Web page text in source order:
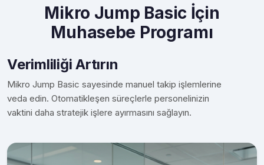
Mikro Jump Basic İçin
Muhasebe Programı
Verimliliği Artırın
Mikro Jump Basic sayesinde manuel takip işlemlerine
veda edin. Otomatikleşen süreçlerle personelinizin
vaktini daha stratejik işlere ayırmasını sağlayın.